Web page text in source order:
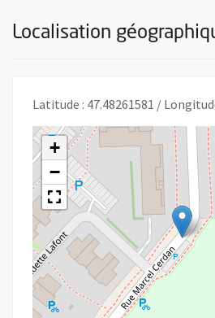
Localisation
Latitude : 47.48261581 /
+
−